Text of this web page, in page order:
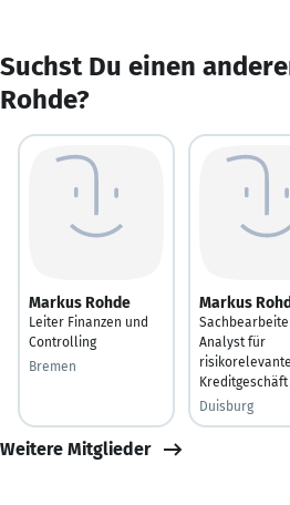
Suchst Du einen
Rohde?
Markus Rohde
Leiter Finanzen und
Controlling
Bremen
Markus
Analyst für
Kreditgeschäft
Duisburg
Weitere Mitglieder